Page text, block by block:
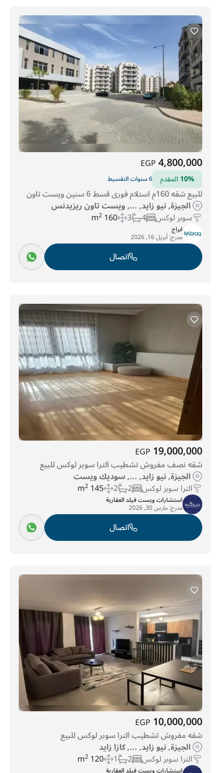
4,800,000
EGP
10%المقدم 6 سنوات التقسيط
للبيع شقه 160م استلام فورى قسط 6 سنين ويست تاون
الجيزة, نيو زايد, ..., ويست تاون ريزيدنس
سوبر لوكس 4
3
160 m
2
ابراج
مدرج:أبريل 16, 2026
اتصال
19,000,000
EGP
شقه نصف مفروش تشطيب الترا سوبر لوكس للبيع
الجيزة, نيو زايد, ..., سوديك ويست
الترا سوبر لوكس 2
2
145 m
2
استشارات ويست فيلد العقارية
مدرج:مارس 30, 2026
اتصال
10,000,000
EGP
شقه مفروش تشطيب الترا سوبر لوكس للبيع
الجيزة, نيو زايد, ..., كازا زايد
الترا سوبر لوكس 2
1
120 m
2